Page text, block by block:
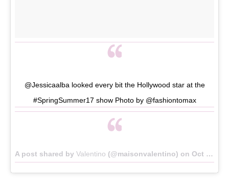
@Jessicaalba looked every bit the Hollywood star at the
#SpringSummer17 show Photo by @fashiontomax
A post shared by Valentino (@maisonvalentino) on Oct 2, 2016 at 2:33pm PDT